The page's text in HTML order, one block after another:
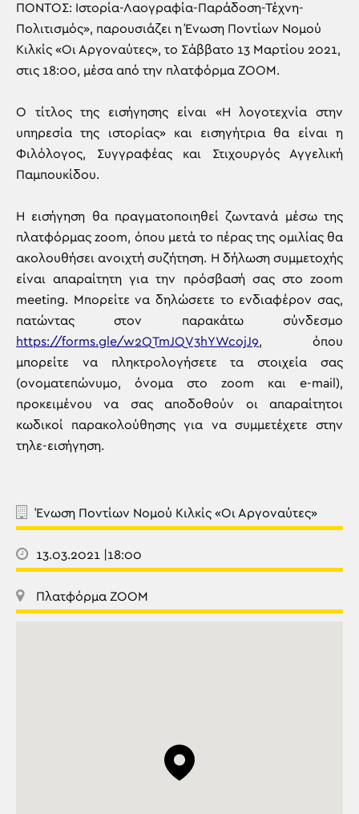
ΠΟΝΤΟΣ: Ιστορία-Λαογραφία-Παράδοση-Τέχνη-
Πολιτισμός», παρουσιάζει η Ένωση Ποντίων Νομού
Κιλκίς «Οι Αργοναύτες», το Σάββατο 13 Μαρτίου 2021,
στις 18:00, μέσα από την πλατφόρμα ΖΟΟΜ.
Ο τίτλος της εισήγησης είναι «Η λογοτεχνία στην
υπηρεσία της ιστορίας» και εισηγήτρια θα είναι η
Φιλόλογος, Συγγραφέας και Στιχουργός Αγγελική
Παμπουκίδου.
Η εισήγηση θα πραγματοποιηθεί ζωντανά μέσω της
πλατφόρμας zoom, όπου μετά το πέρας της ομιλίας θα
ακολουθήσει ανοιχτή συζήτηση. Η δήλωση συμμετοχής
είναι απαραίτητη για την πρόσβασή σας στο zoom
meeting. Μπορείτε να δηλώσετε το ενδιαφέρον σας,
πατώντας στον παρακάτω σύνδεσμο
https://forms.gle/w2QTmJQV3hYWcojJ9, όπου
μπορείτε να πληκτρολογήσετε τα στοιχεία σας
(ονοματεπώνυμο, όνομα στο zoom και e-mail),
προκειμένου να σας αποδοθούν οι απαραίτητοι
κωδικοί παρακολούθησης για να συμμετέχετε στην
τηλε-εισήγηση.
Ένωση Ποντίων Νομού Κιλκίς «Οι Αργοναύτες»
13.03.2021 |18:00
Πλατφόρμα ΖΟΟΜ